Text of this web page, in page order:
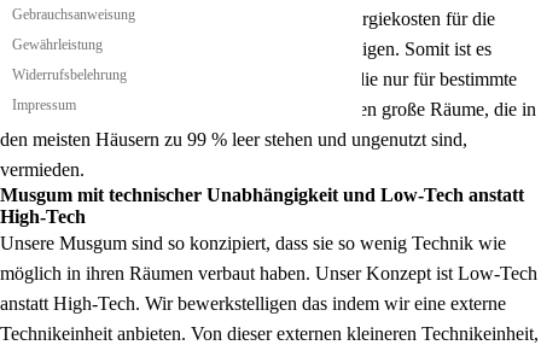
Gebrauchsanweisung
Gewährleistung
Widerrufsbelehrung
Impressum
Tage zur Verfügung steht, sind die höheren Energiekosten für die
Klimatisierung dieses Luftraums zu vernachlässigen. Somit ist es
möglich größere Räumlichkeiten zu erzeugen, die nur für bestimmte
Tage im Jahr gebraucht werden. Dadurch werden große Räume, die in
den meisten Häusern zu 99 % leer stehen und ungenutzt sind,
vermieden.
Musgum mit technischer Unabhängigkeit und Low-Tech anstatt
High-Tech
Unsere Musgum sind so konzipiert, dass sie so wenig Technik wie
möglich in ihren Räumen verbaut haben. Unser Konzept ist Low-Tech
anstatt High-Tech. Wir bewerkstelligen das indem wir eine externe
Technikeinheit anbieten. Von dieser externen kleineren Technikeinheit,